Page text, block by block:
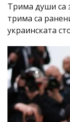
Трима души са
трима са
украинската